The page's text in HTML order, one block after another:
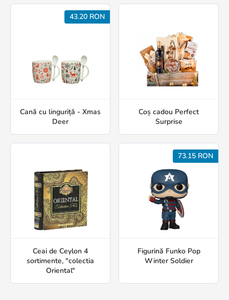
43.20 RON
Cană cu linguriță - Xmas
Deer
Coș cadou Perfect
Surprise
Ceai de Ceylon 4
sortimente, "colectia
Oriental"
73.15 RON
Figurină Funko Pop
Winter Soldier